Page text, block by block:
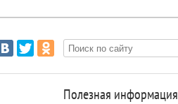
Полезная информация